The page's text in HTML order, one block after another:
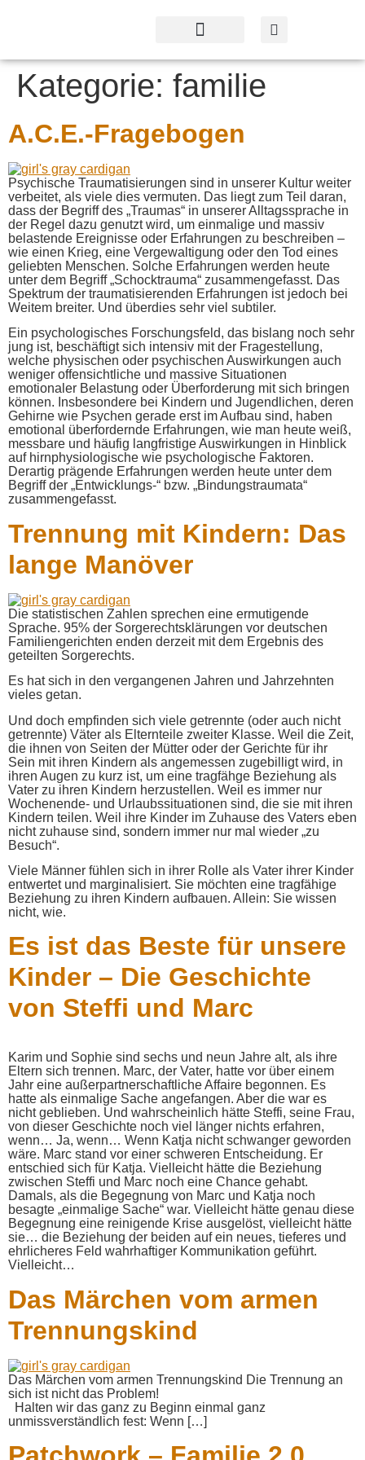
Kategorie: familie
A.C.E.-Fragebogen
Psychische Traumatisierungen sind in unserer Kultur weiter
verbeitet, als viele dies vermuten. Das liegt zum Teil daran,
dass der Begriff des „Traumas“ in unserer Alltagssprache in
der Regel dazu genutzt wird, um einmalige und massiv
belastende Ereignisse oder Erfahrungen zu beschreiben –
wie einen Krieg, eine Vergewaltigung oder den Tod eines
geliebten Menschen. Solche Erfahrungen werden heute
unter dem Begriff „Schocktrauma“ zusammengefasst. Das
Spektrum der traumatisierenden Erfahrungen ist jedoch bei
Weitem breiter. Und überdies sehr viel subtiler.
Ein psychologisches Forschungsfeld, das bislang noch sehr
jung ist, beschäftigt sich intensiv mit der Fragestellung,
welche physischen oder psychischen Auswirkungen auch
weniger offensichtliche und massive Situationen
emotionaler Belastung oder Überforderung mit sich bringen
können. Insbesondere bei Kindern und Jugendlichen, deren
Gehirne wie Psychen gerade erst im Aufbau sind, haben
emotional überfordernde Erfahrungen, wie man heute weiß,
messbare und häufig langfristige Auswirkungen in Hinblick
auf hirnphysiologische wie psychologische Faktoren.
Derartig prägende Erfahrungen werden heute unter dem
Begriff der „Entwicklungs-“ bzw. „Bindungstraumata“
zusammengefasst.
Trennung mit Kindern: Das
lange Manöver
Die statistischen Zahlen sprechen eine ermutigende
Sprache. 95% der Sorgerechtsklärungen vor deutschen
Familiengerichten enden derzeit mit dem Ergebnis des
geteilten Sorgerechts.
Es hat sich in den vergangenen Jahren und Jahrzehnten
vieles getan.
Und doch empfinden sich viele getrennte (oder auch nicht
getrennte) Väter als Elternteile zweiter Klasse. Weil die Zeit,
die ihnen von Seiten der Mütter oder der Gerichte für ihr
Sein mit ihren Kindern als angemessen zugebilligt wird, in
ihren Augen zu kurz ist, um eine tragfähge Beziehung als
Vater zu ihren Kindern herzustellen. Weil es immer nur
Wochenende- und Urlaubssituationen sind, die sie mit ihren
Kindern teilen. Weil ihre Kinder im Zuhause des Vaters eben
nicht zuhause sind, sondern immer nur mal wieder „zu
Besuch“.
Viele Männer fühlen sich in ihrer Rolle als Vater ihrer Kinder
entwertet und marginalisiert. Sie möchten eine tragfähige
Beziehung zu ihren Kindern aufbauen. Allein: Sie wissen
nicht, wie.
Es ist das Beste für unsere
Kinder – Die Geschichte
von Steffi und Marc
Karim und Sophie sind sechs und neun Jahre alt, als ihre
Eltern sich trennen. Marc, der Vater, hatte vor über einem
Jahr eine außerpartnerschaftliche Affaire begonnen. Es
hatte als einmalige Sache angefangen. Aber die war es
nicht geblieben. Und wahrscheinlich hätte Steffi, seine Frau,
von dieser Geschichte noch viel länger nichts erfahren,
wenn… Ja, wenn… Wenn Katja nicht schwanger geworden
wäre. Marc stand vor einer schweren Entscheidung. Er
entschied sich für Katja. Vielleicht hätte die Beziehung
zwischen Steffi und Marc noch eine Chance gehabt.
Damals, als die Begegnung von Marc und Katja noch
besagte „einmalige Sache“ war. Vielleicht hätte genau diese
Begegnung eine reinigende Krise ausgelöst, vielleicht hätte
sie… die Beziehung der beiden auf ein neues, tieferes und
ehrlicheres Feld wahrhaftiger Kommunikation geführt.
Vielleicht…
Das Märchen vom armen
Trennungskind
Das Märchen vom armen Trennungskind Die Trennung an
sich ist nicht das Problem!
Halten wir das ganz zu Beginn einmal ganz
unmissverständlich fest: Wenn […]